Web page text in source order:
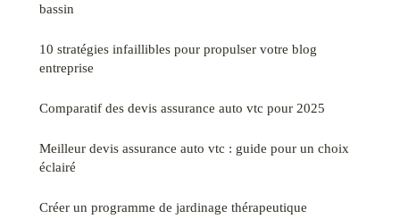
bassin
10 stratégies infaillibles pour propulser votre blog
entreprise
Comparatif des devis assurance auto vtc pour 2025
Meilleur devis assurance auto vtc : guide pour un choix
éclairé
Créer un programme de jardinage thérapeutique